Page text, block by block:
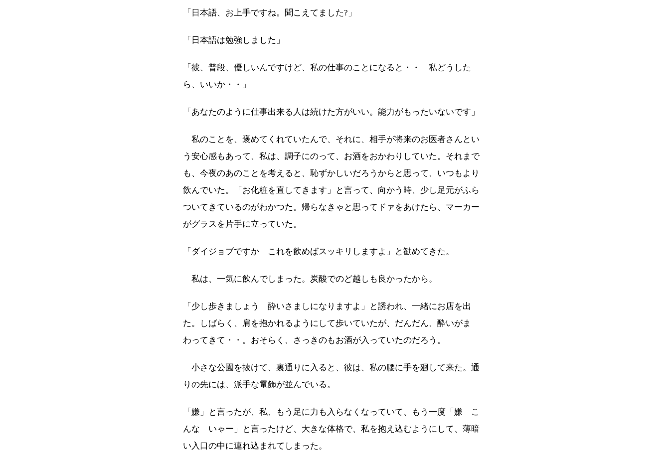
「日本語、お上手ですね。聞こえてました?」
「日本語は勉強しました」
「彼、普段、優しいんですけど、私の仕事のことになると・・ 私どうした
ら、いいか・・」
「あなたのように仕事出来る人は続けた方がいい。能力がもったいないです」
私のことを、褒めてくれていたんで、それに、相手が将来のお医者さんとい
う安心感もあって、私は、調子にのって、お酒をおかわりしていた。それまで
も、今夜のあのことを考えると、恥ずかしいだろうからと思って、いつもより
飲んでいた。「お化粧を直してきます」と言って、向かう時、少し足元がふら
ついてきているのがわかつた。帰らなきゃと思ってドァをあけたら、マーカー
がグラスを片手に立っていた。
「ダイジョブですか これを飲めばスッキリしますよ」と勧めてきた。
私は、一気に飲んでしまった。炭酸でのど越しも良かったから。
「少し歩きましょう 酔いさましになりますよ」と誘われ、一緒にお店を出
た。しばらく、肩を抱かれるようにして歩いていたが、だんだん、酔いがま
わってきて・・。おそらく、さっきのもお酒が入っていたのだろう。
小さな公園を抜けて、裏通りに入ると、彼は、私の腰に手を廻して来た。通
りの先には、派手な電飾が並んでいる。
「嫌」と言ったが、私、もう足に力も入らなくなっていて、もう一度「嫌 こ
んな いゃー」と言ったけど、大きな体格で、私を抱え込むようにして、薄暗
い入口の中に連れ込まれてしまった。